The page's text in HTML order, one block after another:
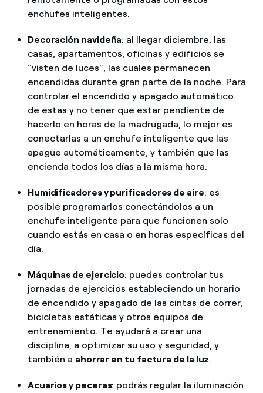
enchufes inteligentes.
Decoración navideña: al llegar diciembre, las
casas, apartamentos, oficinas y edificios se
“visten de luces”, las cuales permanecen
encendidas durante gran parte de la noche. Para
controlar el encendido y apagado automático
de estas y no tener que estar pendiente de
hacerlo en horas de la madrugada, lo mejor es
conectarlas a un enchufe inteligente que las
apague automáticamente, y también que las
encienda todos los días a la misma hora.
Humidificadores y purificadores de aire: es
posible programarlos conectándolos a un
enchufe inteligente para que funcionen solo
cuando estás en casa o en horas específicas del
día.
Máquinas de ejercicio: puedes controlar tus
jornadas de ejercicios estableciendo un horario
de encendido y apagado de las cintas de correr,
bicicletas estáticas y otros equipos de
entrenamiento. Te ayudará a crear una
disciplina, a optimizar su uso y seguridad, y
también a ahorrar en tu factura de la luz.
Acuarios y peceras: podrás regular la iluminación